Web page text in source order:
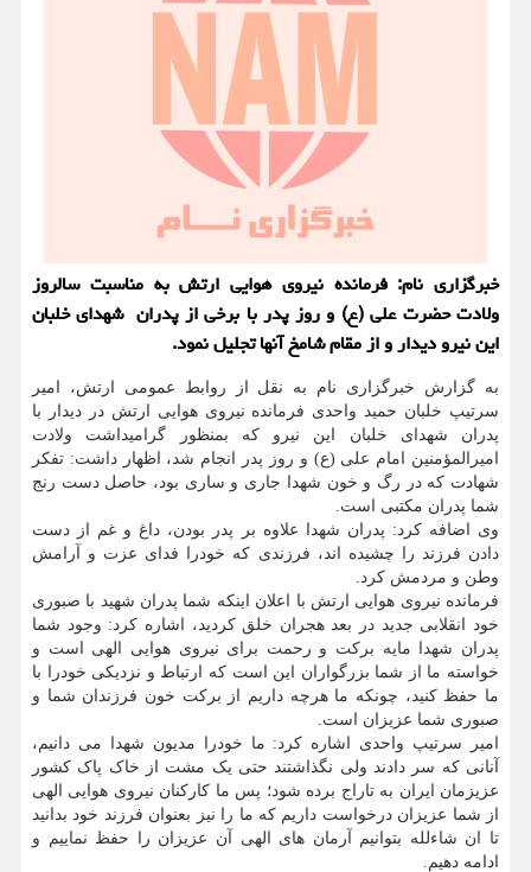
خبرگزاری نام: فرمانده نیروی هوایی ارتش به مناسبت سالروز
ولادت حضرت علی (ع) و روز پدر با برخی از پدران شهدای خلبان
این نیرو دیدار و از مقام شامخ آنها تجلیل نمود.
به گزارش خبرگزاری نام به نقل از روابط عمومی ارتش، امیر
سرتیپ خلبان حمید واحدی فرمانده نیروی هوایی ارتش در دیدار با
پدران شهدای خلبان این نیرو که بمنظور گرامیداشت ولادت
امیرالمؤمنین امام علی (ع) و روز پدر انجام شد، اظهار داشت: تفکر
شهادت که در رگ و خون شهدا جاری و ساری بود، حاصل دست رنج
شما پدران مکتبی است.
وی اضافه کرد: پدران شهدا علاوه بر پدر بودن، داغ و غم از دست
دادن فرزند را چشیده اند، فرزندی که خودرا فدای عزت و آرامش
وطن و مردمش کرد.
فرمانده نیروی هوایی ارتش با اعلان اینکه شما پدران شهید با صبوری
خود انقلابی جدید در بعد هجران خلق کردید، اشاره کرد: وجود شما
پدران شهدا مایه برکت و رحمت برای نیروی هوایی الهی است و
خواسته ما از شما بزرگواران این است که ارتباط و نزدیکی خودرا با
ما حفظ کنید، چونکه ما هرچه داریم از برکت خون فرزندان شما و
صبوری شما عزیزان است.
امیر سرتیپ واحدی اشاره کرد: ما خودرا مدیون شهدا می دانیم،
آنانی که سر دادند ولی نگذاشتند حتی یک مشت از خاک پاک کشور
عزیزمان ایران به تاراج برده شود؛ پس ما کارکنان نیروی هوایی الهی
از شما عزیزان درخواست داریم که ما را نیز بعنوان فرزند خود بدانید
تا ان شاءلله بتوانیم آرمان های الهی آن عزیزان را حفظ نماییم و
ادامه دهیم.